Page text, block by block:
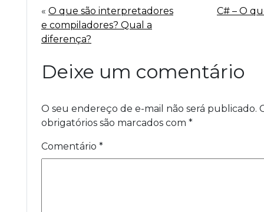
« O que são interpretadores
e compiladores? Qual a
diferença?
C# – O
Deixe um comentário
O seu endereço de e-mail não será publicado.
obrigatórios são marcados com *
Comentário *